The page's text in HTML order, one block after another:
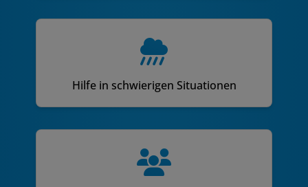
Hilfe in schwierigen Situationen